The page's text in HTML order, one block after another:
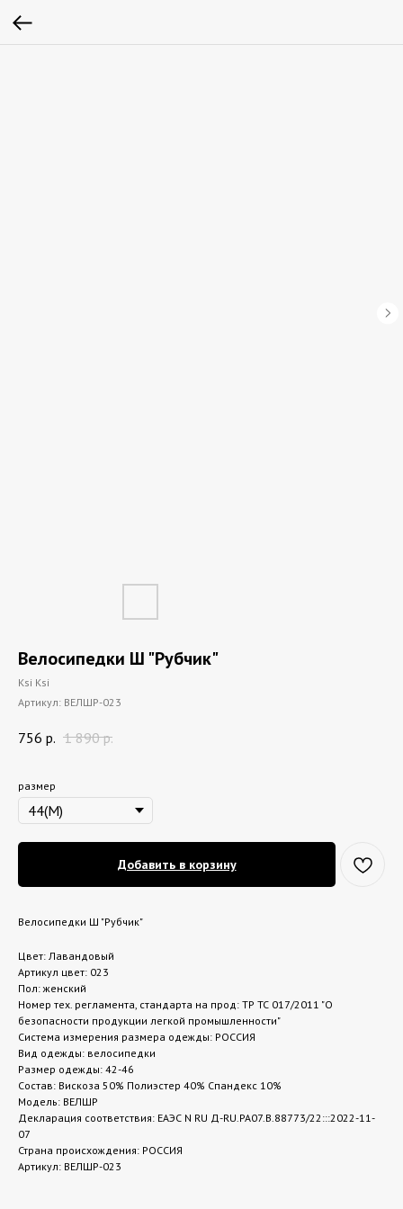
Велосипедки Ш "Рубчик"
Ksi Ksi
Артикул: ВЕЛШР-023
756 р. 1 890 р.
размер
Добавить в корзину
Велосипедки Ш "Рубчик"
Цвет: Лавандовый
Артикул цвет: 023
Пол: женский
Номер тех. регламента, стандарта на прод: ТР ТС 017/2011 "О
безопасности продукции легкой промышленности"
Система измерения размера одежды: РОССИЯ
Вид одежды: велосипедки
Размер одежды: 42-46
Состав: Вискоза 50% Полиэстер 40% Спандекс 10%
Модель: ВЕЛШР
Декларация соответствия: ЕАЭС N RU Д-RU.РА07.В.88773/22:::2022-11-
07
Страна происхождения: РОССИЯ
Артикул: ВЕЛШР-023